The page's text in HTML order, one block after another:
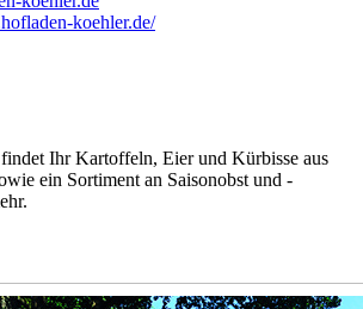
koehler.de/
Ihr Kartoffeln, Eier und Kürbisse aus
ein Sortiment an Saisonobst und -